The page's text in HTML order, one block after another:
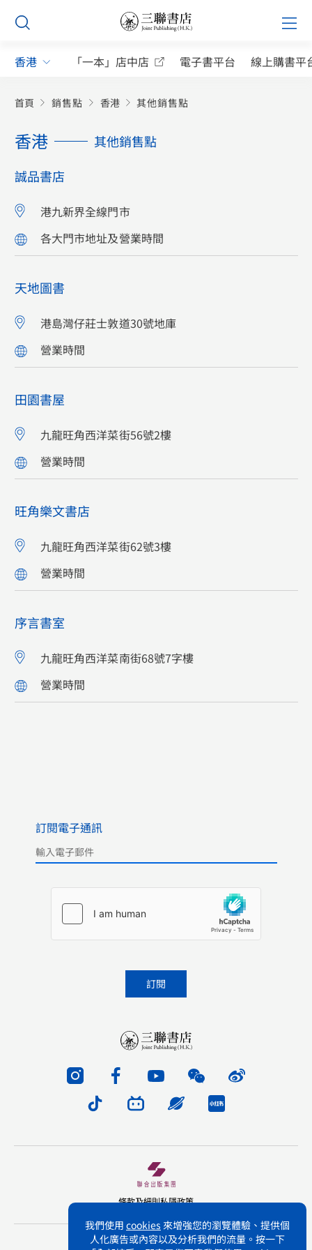
我們使用 cookies 來增強您的瀏覽體驗、提供個
人化廣告或內容以及分析我們的流量。按一下
Skip
content
香港
「一本」店中店 電子書平台 線上購書平
首頁 銷售點 香港 其他銷售點
香港
其他銷售點
誠品書店
港九新界全線門市
各大門市地址及營業時間
天地圖書
港島灣仔莊士敦道30號地庫
營業時間
田園書屋
九龍旺角西洋菜街56號2樓
營業時間
旺角樂文書店
九龍旺角西洋菜街62號3樓
營業時間
序言書室
九龍旺角西洋菜南街68號7字樓
營業時間
訂閱電子通訊
條款及細則私隱政策